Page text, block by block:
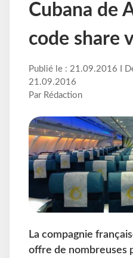
Cubana de
code share
Publié le : 21.09.2016 I
21.09.2016
Par Rédaction
La compagnie
offre de nombreuses